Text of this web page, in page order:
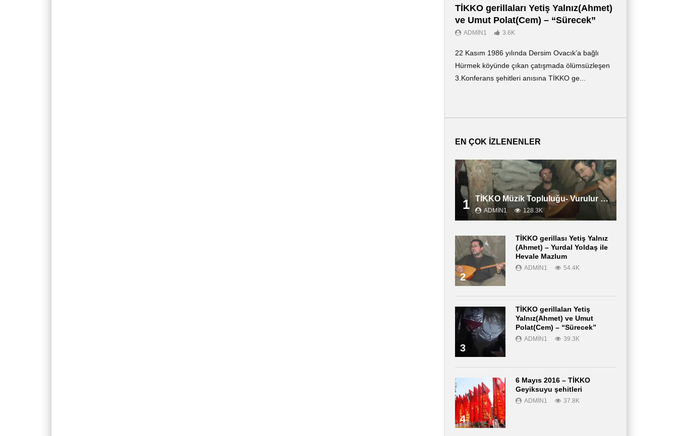
TİKKO gerillaları Yetiş Yalnız(Ahmet)
ve Umut Polat(Cem) – “Sürecek”
ADMIN1 3.6K
22 Kasım 1986 yılında Dersim Ovacık’a bağlı
Hürmek köyünde çıkan çatışmada ölümsüzleşen
3.Konferans şehitleri anısına TİKKO ge...
EN ÇOK İZLENENLER
1 TİKKO Müzik Topluluğu- Vurulur Vali
ADMIN1 128.3K
2
TİKKO gerillası Yetiş Yalnız
(Ahmet) – Yurdal Yoldaş ile
Hevale Mazlum
ADMIN1 54.4K
3
TİKKO gerillaları Yetiş
Yalnız(Ahmet) ve Umut
Polat(Cem) – “Sürecek”
ADMIN1 39.3K
4
6 Mayıs 2016 – TİKKO
Geyiksuyu şehitleri
ADMIN1 37.8K